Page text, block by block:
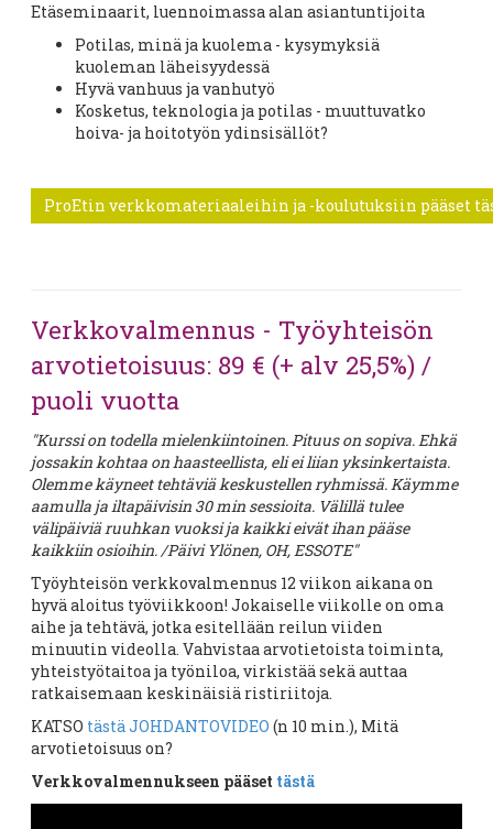
Etäseminaarit, luennoimassa alan asiantuntijoita
Potilas, minä ja kuolema - kysymyksiä
kuoleman läheisyydessä
Hyvä vanhuus ja vanhutyö
Kosketus, teknologia ja potilas - muuttuvatko
hoiva- ja hoitotyön ydinsisällöt?
ProEtin verkkomateriaaleihin ja -koulutuksiin pääset
Verkkovalmennus - Työyhteisön
arvotietoisuus: 89 € (+ alv 25,5%) /
puoli vuotta
"Kurssi on todella mielenkiintoinen. Pituus on sopiva. Ehkä
jossakin kohtaa on haasteellista, eli ei liian yksinkertaista.
Olemme käyneet tehtäviä keskustellen ryhmissä. Käymme
aamulla ja iltapäivisin 30 min sessioita. Välillä tulee
välipäiviä ruuhkan vuoksi ja kaikki eivät ihan pääse
kaikkiin osioihin. /Päivi Ylönen, OH, ESSOTE"
Työyhteisön verkkovalmennus 12 viikon aikana on
hyvä aloitus työviikkoon! Jokaiselle viikolle on oma
aihe ja tehtävä, jotka esitellään reilun viiden
minuutin videolla. Vahvistaa arvotietoista toiminta,
yhteistyötaitoa ja työniloa, virkistää sekä auttaa
ratkaisemaan keskinäisiä ristiriitoja.
KATSO tästä JOHDANTOVIDEO (n 10 min.), Mitä
arvotietoisuus on?
Verkkovalmennukseen pääset tästä